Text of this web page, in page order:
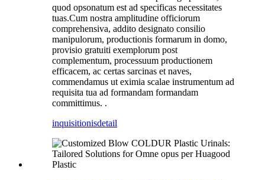
quod opsonatum est ad specificas necessitates
tuas.Cum nostra amplitudine officiorum
comprehensiva, addito designato consilio
manipulorum, productionis formarum in domo,
provisio gratuiti exemplorum post
complementum, processuum productionem
efficacem, ac certas sarcinas et naves,
commendamus ut eximia scalae instrumentum ad
requisita tua ad formandam formandam
committimus. .
inquisitionisdetail